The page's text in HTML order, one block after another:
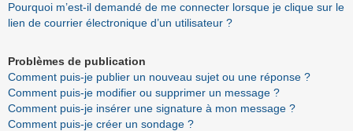
Pourquoi m’est-il demandé de me connecter lorsque je clique sur le
lien de courrier électronique d’un utilisateur ?
Problèmes de publication
Comment puis-je publier un nouveau sujet ou une réponse ?
Comment puis-je modifier ou supprimer un message ?
Comment puis-je insérer une signature à mon message ?
Comment puis-je créer un sondage ?